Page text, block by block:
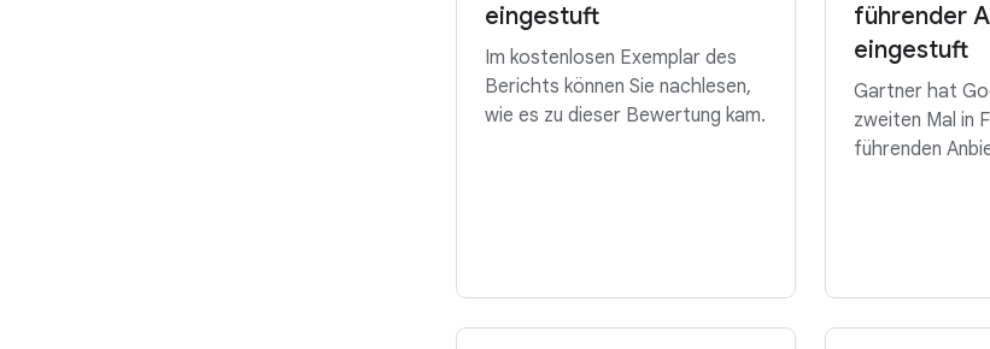
eingestuft
Im kostenlosen Exemplar des
Berichts können Sie nachlesen,
wie es zu dieser Bewertung kam.
führender
eingestuft
Gartner hat
zweiten Mal in
führenden